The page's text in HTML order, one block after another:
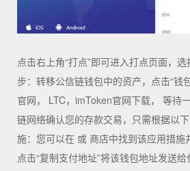
点击右上角“打点”即可进入打点页面，选
步：转移公信链钱包中的资产，点击“钱
官网， LTC，imToken官网下载， 等待
链网络确认您的存款交易，只需根据以
施：您可以在 或 商店中找到该应用措施
点击“复制支付地址”将该钱包地址发送给